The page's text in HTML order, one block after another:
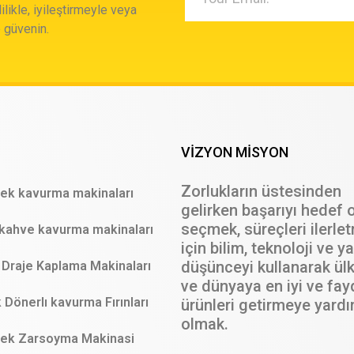
iyileştirmeyle veya
kavurma makinaları
kavurma makinaları
Kaplama Makinaları
kavurma Fırınları
Zarsoyma Makinasi
VİZYON MİSYON
Zorlukların üstesinden
gelirken başarıyı hedef
seçmek, süreçleri
için bilim, teknoloji ve
düşünceyi kullanarak
ve dünyaya en iyi ve
ürünleri getirmeye
olmak.